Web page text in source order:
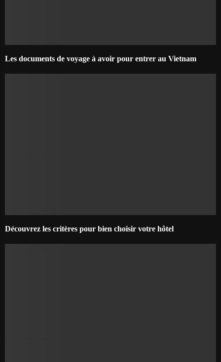
Les documents de voyage à avoir pour entrer au Vietnam
Découvrez les critères pour bien choisir votre hôtel